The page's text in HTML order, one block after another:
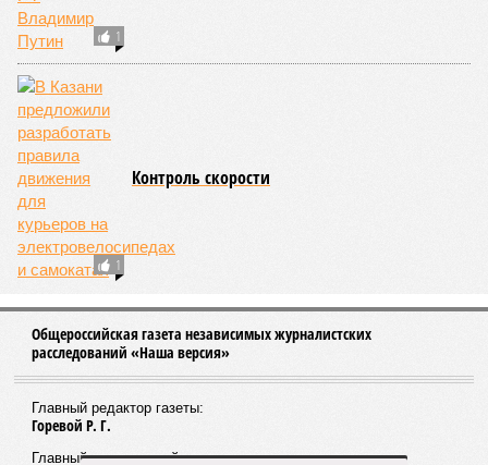
10:17
10:09
В Казани врачи ДРКБ спасли годовалого ребёнка,
проглотившего батарейку
06/08
Праздничной подсветкой украсят казанскую
телебашню в честь 25-летия РТРС
05/08
На празднование дней Казани и республики выделят
45,5 млн руб
04/08
В казанском зоопарке появилась капибара
НОВОСТИ ПАРТНЕРОВ
Новости smi2.ru
ЕЩЕ ИЗ РАЗДЕЛА «ОБЩЕСТВО»